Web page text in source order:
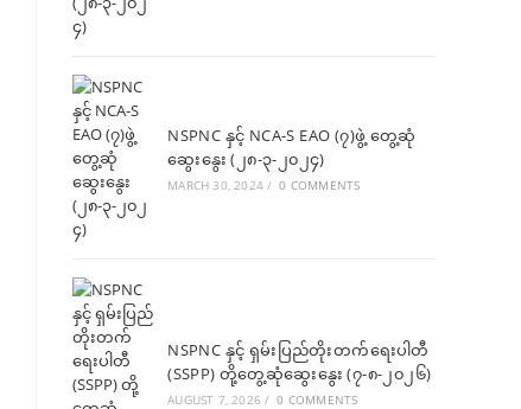
NSPNC နှင့် NCA-S EAO (၇)ဖွဲ့ တွေ့ဆုံ
ဆွေးနွေး (၂၈-၃-၂၀၂၄)
MARCH 30, 2024 / 0 COMMENTS
NSPNC နှင့် ရှမ်းပြည်တိုးတက်ရေးပါတီ
(SSPP) တို့တွေ့ဆုံဆွေးနွေး (၇-၈-၂၀၂၆)
AUGUST 7, 2026 / 0 COMMENTS